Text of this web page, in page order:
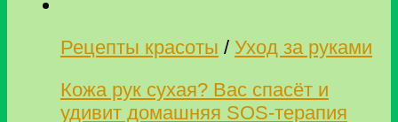
Рецепты красоты / Уход за руками
Кожа рук сухая? Вас спасёт и
удивит домашняя SOS-терапия